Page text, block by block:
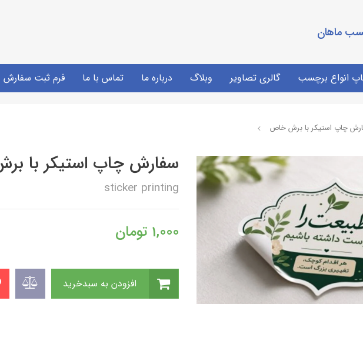
ماهان
انواع برچسب گالری تصاویر وبلاگ درباره ما تماس با ما فرم ثبت سفارش
چاپ استیکر با برش خاص
سفارش چاپ استیکر با
sticker printing
1,000 تومان